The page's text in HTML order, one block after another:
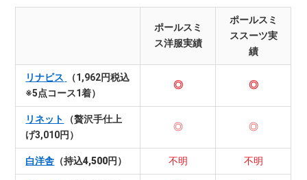
ポールスミ
ス洋服実績
ポールスミ
ススーツ実
績
リナビス
（1,962円税込
※5点コース1着）
◎ ◎
リネット
（贅沢手仕上
げ3,010円）
◎ ◎
白洋舎 （持込4,500円） 不明 不明